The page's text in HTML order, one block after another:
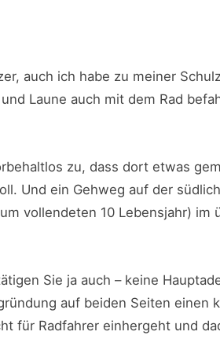
auch ich habe zu meiner
Laune auch mit dem Rad
zu, dass dort etwas
Und ein Gehweg auf der
vollendeten 10 Lebensjahr) im
Sie ja auch – keine
auf beiden Seiten einen
für Radfahrer einhergeht und